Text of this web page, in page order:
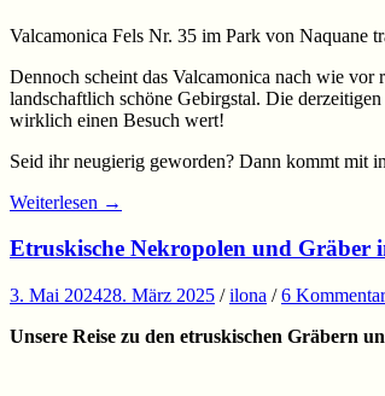
Valcamonica Fels Nr. 35 im Park von Naquane
Dennoch scheint das Valcamonica nach wie vor
landschaftlich schöne Gebirgstal. Die
wirklich einen Besuch wert!
Seid ihr neugierig geworden? Dann kommt mit
Weiterlesen →
Etruskische Nekropolen und
3. Mai 202428. März 2025 /ilona /6
Unsere Reise zu den etruskischen Gräbern